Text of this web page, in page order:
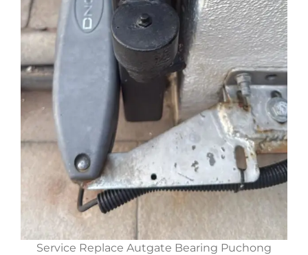
Service Replace Autgate Bearing Puchong